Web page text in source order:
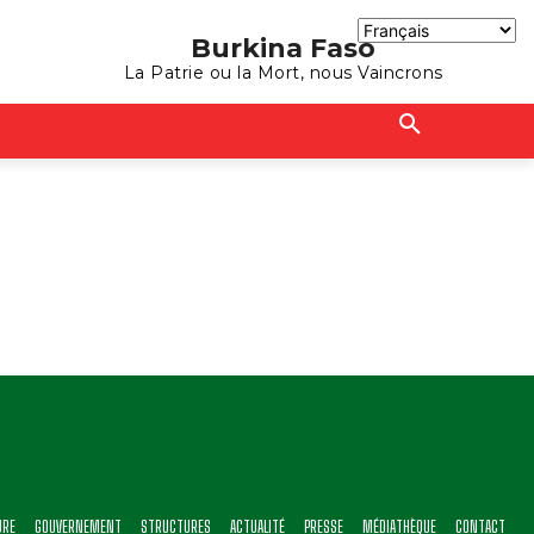
Burkina Faso
La Patrie ou la Mort, nous Vaincrons
GOUVERNEMENT STRUCTURES ACTUALITÉ PRESSE MÉDIATHÈQUE CONTACT